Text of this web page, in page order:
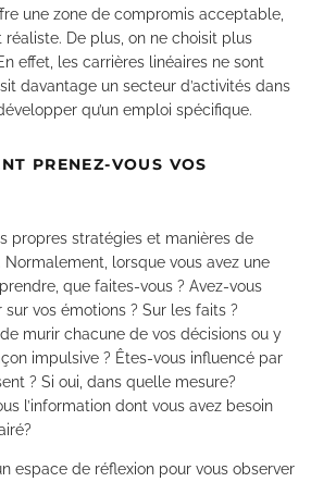
une zone de compromis acceptable,
De plus, on ne choisit plus
effet, les carrières linéaires ne sont
davantage un secteur d’activités dans
qu’un emploi spécifique.
PRENEZ-VOUS VOS
propres stratégies et manières de
lorsque vous avez une
que faites-vous ? Avez-vous
vos émotions ? Sur les faits ?
murir chacune de vos décisions ou y
impulsive ? Êtes-vous influencé par
? Si oui, dans quelle mesure?
l’information dont vous avez besoin
espace de réflexion pour vous observer